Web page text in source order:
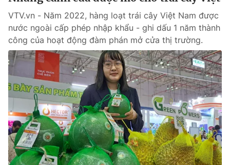
VTV.vn - Năm 2022, hàng loạt trái cây Việt Nam được
nước ngoài cấp phép nhập khẩu - ghi dấu 1 năm thành
công của hoạt động đàm phán mở cửa thị trường.